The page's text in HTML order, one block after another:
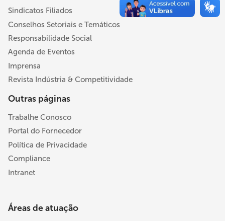
Sindicatos Filiados
Conselhos Setoriais e Temáticos
Responsabilidade Social
Agenda de Eventos
Imprensa
Revista Indústria & Competitividade
Outras páginas
Trabalhe Conosco
Portal do Fornecedor
Política de Privacidade
Compliance
Intranet
Áreas de atuação